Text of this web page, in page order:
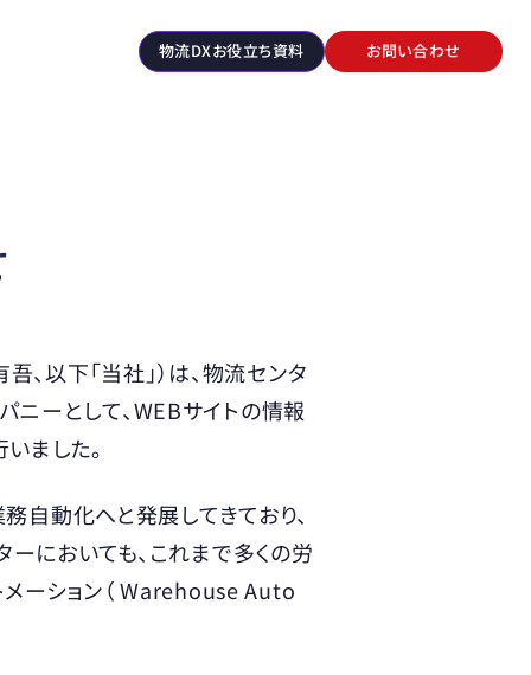
物流DXお役立ち資料 お問い合わせ
以下「当社」）は、物流センタ
ーとして、WEBサイトの情報
ました。
自動化へと発展してきており、
ーにおいても、これまで多くの労
メーション（ Warehouse Auto